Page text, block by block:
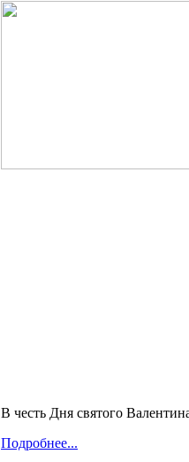
В честь Дня святого
Подробнее...